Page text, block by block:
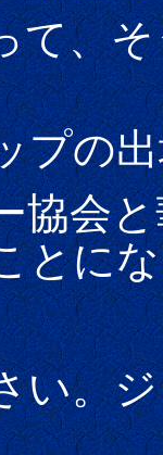
、そ
の出
会と
とに
。ジ